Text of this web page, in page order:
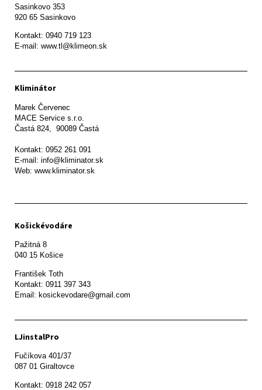
Sasinkovo 353
920 65 Sasinkovo
Kontakt: 0940 719 123
E-mail: www.tl@klimeon.sk
Kliminátor
Marek Červenec
MACE Service s.r.o.
Častá 824,  90089 Častá
Kontakt: 0952 261 091
E-mail: info@kliminator.sk
Web: www.kliminator.sk
Košickévodáre
Pažitná 8
František Toth
Kontakt: 0911 397 343
Email: kosickevodare@gmail.com
LJinstalPro
Fučíkova 401/37
087 01 Giraltovce
Kontakt: 0918 242 057